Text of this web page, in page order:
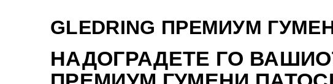
GLEDRING ПРЕМИУМ
НАДОГРАДЕТЕ ГО